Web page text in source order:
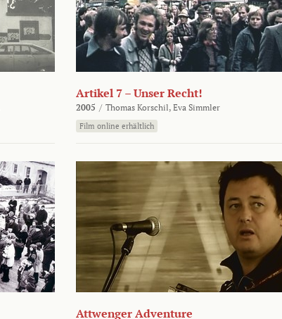
Artikel 7 – Unser Recht!
2005 / Thomas Korschil, Eva Simmler
Film online erhältlich
Attwenger Adventure